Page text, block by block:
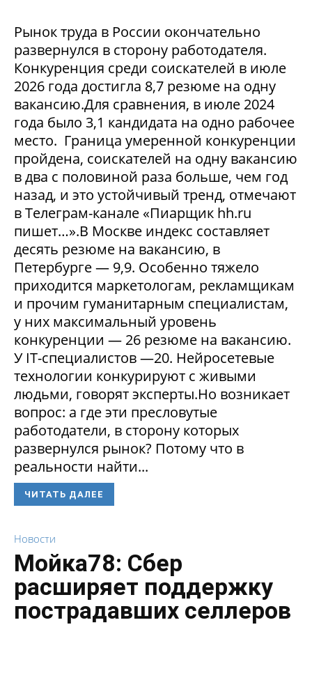
Рынок труда в России окончательно
развернулся в сторону работодателя.
Конкуренция среди соискателей в июле
2026 года достигла 8,7 резюме на одну
вакансию.Для сравнения, в июле 2024
года было 3,1 кандидата на одно рабочее
место. Граница умеренной конкуренции
пройдена, соискателей на одну вакансию
в два с половиной раза больше, чем год
назад, и это устойчивый тренд, отмечают
в Телеграм-канале «Пиарщик hh.ru
пишет…».В Москве индекс составляет
десять резюме на вакансию, в
Петербурге — 9,9. Особенно тяжело
приходится маркетологам, рекламщикам
и прочим гуманитарным специалистам,
у них максимальный уровень
конкуренции — 26 резюме на вакансию.
У IT-специалистов —20. Нейросетевые
технологии конкурируют с живыми
людьми, говорят эксперты.Но возникает
вопрос: а где эти пресловутые
работодатели, в сторону которых
развернулся рынок? Потому что в
реальности найти...
ЧИТАТЬ ДАЛЕЕ
Новости
Мойка78: Сбер
расширяет поддержку
пострадавших селлеров